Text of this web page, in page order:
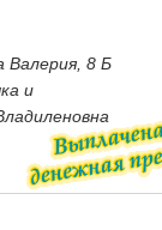
Валерия, 8 Б
и